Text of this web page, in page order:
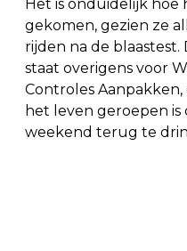
Het is onduidelijk hoe
gekomen, gezien ze
rijden na de
staat overigens voor
Controles
het leven geroepen
weekend terug te